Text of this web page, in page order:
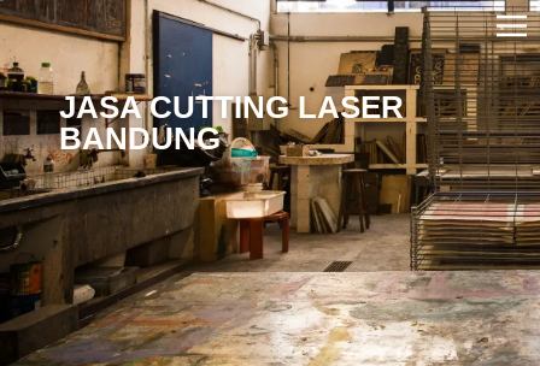
JASA CUTTING LASER
BANDUNG